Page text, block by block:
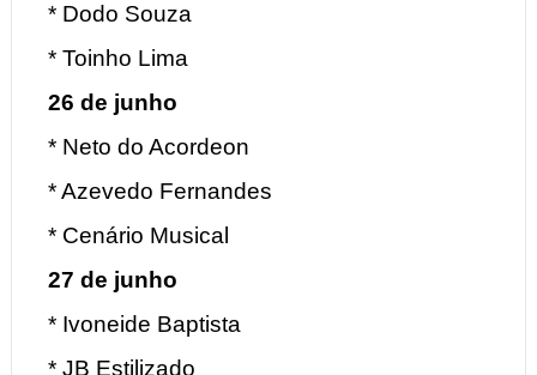
* Dodo Souza
* Toinho Lima
26 de junho
* Neto do Acordeon
* Azevedo Fernandes
* Cenário Musical
27 de junho
* Ivoneide Baptista
* JB Estilizado